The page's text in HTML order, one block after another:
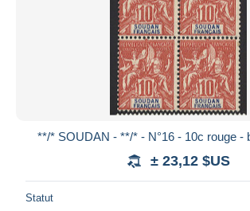
**/* SOUDAN - **/* - N°16 - 10c rouge -
± 23,12 $US
Statut